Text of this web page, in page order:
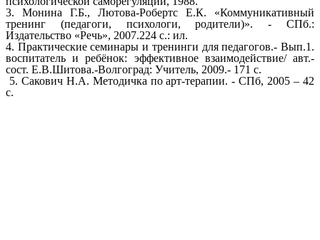
3. Монина Г.Б., Лютова-Робертс Е.К. «Коммуникативный
тренинг (педагоги, психологи, родители)». - СПб.:
Издательство «Речь», 2007.224 с.: ил.
4. Практические семинары и тренинги для педагогов.- Вып.1.
воспитатель и ребёнок: эффективное взаимодействие/ авт.-
сост. Е.В.Шитова.-Волгоград: Учитель, 2009.- 171 с.
5. Сакович Н.А. Методичка по арт-терапии. - СПб, 2005 – 42
с.